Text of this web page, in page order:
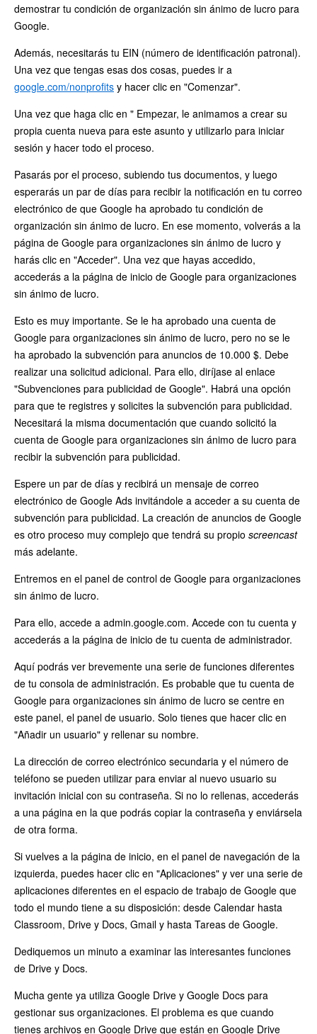
demostrar tu condición de organización sin ánimo de lucro para
Google.
Además, necesitarás tu EIN (número de identificación patronal).
Una vez que tengas esas dos cosas, puedes ir a
google.com/nonprofits y hacer clic en "Comenzar".
Una vez que haga clic en " Empezar, le animamos a crear su
propia cuenta nueva para este asunto y utilizarlo para iniciar
sesión y hacer todo el proceso.
Pasarás por el proceso, subiendo tus documentos, y luego
esperarás un par de días para recibir la notificación en tu correo
electrónico de que Google ha aprobado tu condición de
organización sin ánimo de lucro. En ese momento, volverás a la
página de Google para organizaciones sin ánimo de lucro y
harás clic en "Acceder". Una vez que hayas accedido,
accederás a la página de inicio de Google para organizaciones
sin ánimo de lucro.
Esto es muy importante. Se le ha aprobado una cuenta de
Google para organizaciones sin ánimo de lucro, pero no se le
ha aprobado la subvención para anuncios de 10.000 $. Debe
realizar una solicitud adicional. Para ello, diríjase al enlace
"Subvenciones para publicidad de Google". Habrá una opción
para que te registres y solicites la subvención para publicidad.
Necesitará la misma documentación que cuando solicitó la
cuenta de Google para organizaciones sin ánimo de lucro para
recibir la subvención para publicidad.
Espere un par de días y recibirá un mensaje de correo
electrónico de Google Ads invitándole a acceder a su cuenta de
subvención para publicidad. La creación de anuncios de Google
es otro proceso muy complejo que tendrá su propio screencast
más adelante.
Entremos en el panel de control de Google para organizaciones
sin ánimo de lucro.
Para ello, accede a admin.google.com. Accede con tu cuenta y
accederás a la página de inicio de tu cuenta de administrador.
Aquí podrás ver brevemente una serie de funciones diferentes
de tu consola de administración. Es probable que tu cuenta de
Google para organizaciones sin ánimo de lucro se centre en
este panel, el panel de usuario. Solo tienes que hacer clic en
"Añadir un usuario" y rellenar su nombre.
La dirección de correo electrónico secundaria y el número de
teléfono se pueden utilizar para enviar al nuevo usuario su
invitación inicial con su contraseña. Si no lo rellenas, accederás
a una página en la que podrás copiar la contraseña y enviársela
de otra forma.
Si vuelves a la página de inicio, en el panel de navegación de la
izquierda, puedes hacer clic en "Aplicaciones" y ver una serie de
aplicaciones diferentes en el espacio de trabajo de Google que
todo el mundo tiene a su disposición: desde Calendar hasta
Classroom, Drive y Docs, Gmail y hasta Tareas de Google.
Dediquemos un minuto a examinar las interesantes funciones
de Drive y Docs.
Mucha gente ya utiliza Google Drive y Google Docs para
gestionar sus organizaciones. El problema es que cuando
tienes archivos en Google Drive que están en Google Drive